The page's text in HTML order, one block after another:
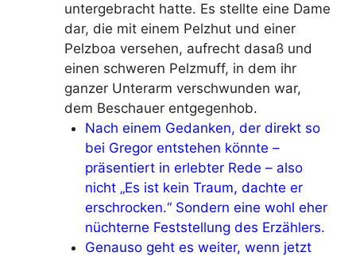
untergebracht hatte. Es stellte eine Dame
dar, die mit einem Pelzhut und einer
Pelzboa versehen, aufrecht dasaß und
einen schweren Pelzmuff, in dem ihr
ganzer Unterarm verschwunden war,
dem Beschauer entgegenhob.
Nach einem Gedanken, der direkt so
bei Gregor entstehen könnte –
präsentiert in erlebter Rede – also
nicht „Es ist kein Traum, dachte er
erschrocken.“ Sondern eine wohl eher
nüchterne Feststellung des Erzählers.
Genauso geht es weiter, wenn jetzt